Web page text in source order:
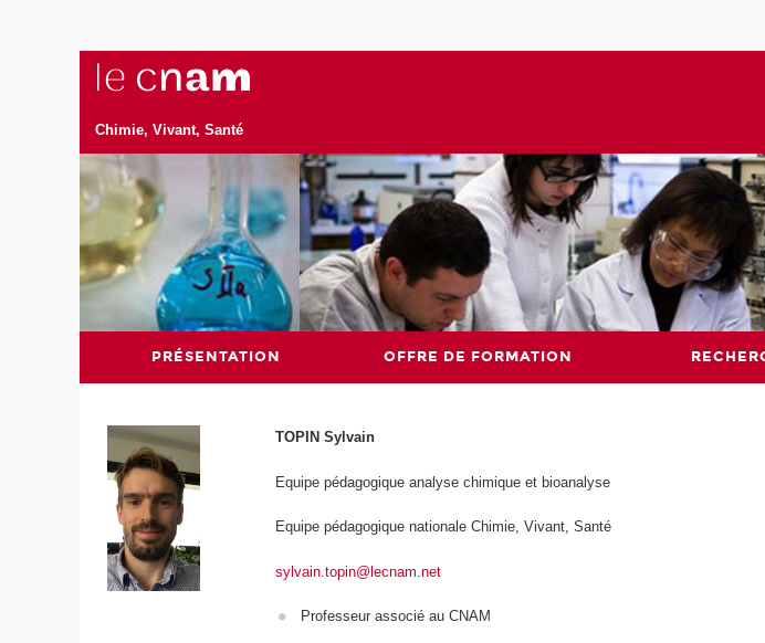
Chimie, Vivant, Santé
PRÉSENTATION OFFRE DE FORMATION
TOPIN Sylvain
Equipe pédagogique analyse chimique et bioanalyse
Equipe pédagogique nationale Chimie, Vivant, Santé
sylvain.topin@lecnam.net
Professeur associé au CNAM